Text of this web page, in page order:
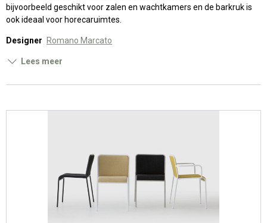
bijvoorbeeld geschikt voor zalen en wachtkamers en de barkruk is
ook ideaal voor horecaruimtes.
Designer Romano Marcato
Lees meer